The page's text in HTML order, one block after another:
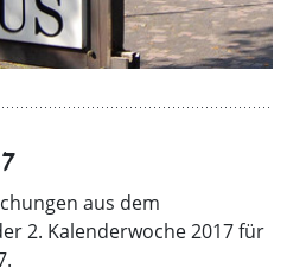
aus dem
2. Kalenderwoche 2017 für